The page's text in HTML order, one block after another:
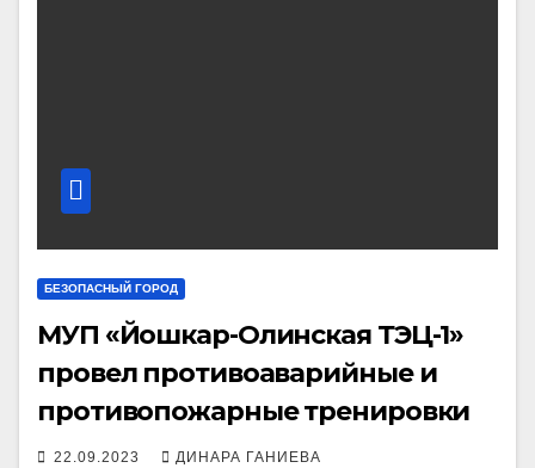
БЕЗОПАСНЫЙ ГОРОД
МУП «Йошкар-Олинская ТЭЦ-1»
провел противоаварийные и
противопожарные тренировки
22.09.2023 ДИНАРА ГАНИЕВА